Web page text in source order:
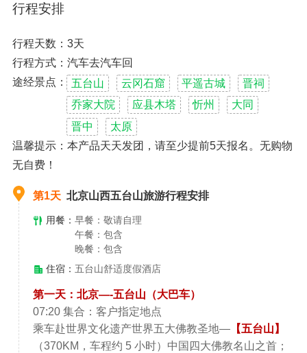
行程安排
行程天数：3天
行程方式：汽车去汽车回
途经景点： 五台山 云冈石窟 平遥古城
晋祠
乔家大院
应县木塔 忻州
大同
晋中
太原
温馨提示：本产品天天发团，请至少提前5天报名。无购物
无自费！
第1天 北京山西五台山旅游行程安排
用餐： 早餐：敬请自理
午餐：包含
晚餐：包含
住宿： 五台山舒适度假酒店
第一天：北京—-五台山（大巴车）
07:20 集合：客户指定地点
乘车赴世界文化遗产世界五大佛教圣地—【五台山】
（370KM，车程约 5 小时）中国四大佛教名山之首；